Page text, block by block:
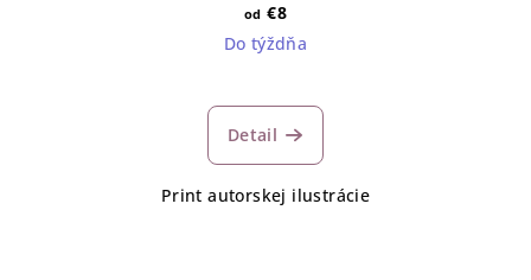
od €8
Do týždňa
Detail
Print autorskej ilustrácie